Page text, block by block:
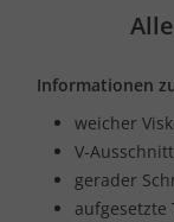
Informationen
weicher
V-Ausschnitt
gerader
aufgesetzte